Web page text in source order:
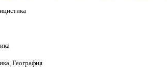
География